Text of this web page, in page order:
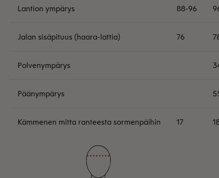
Lantion ympärys 88-96
Jalan sisäpituus (haara-lattia) 76
Polvenympärys
Päänympärys
Kämmenen mitta ranteesta sormenpäihin 17